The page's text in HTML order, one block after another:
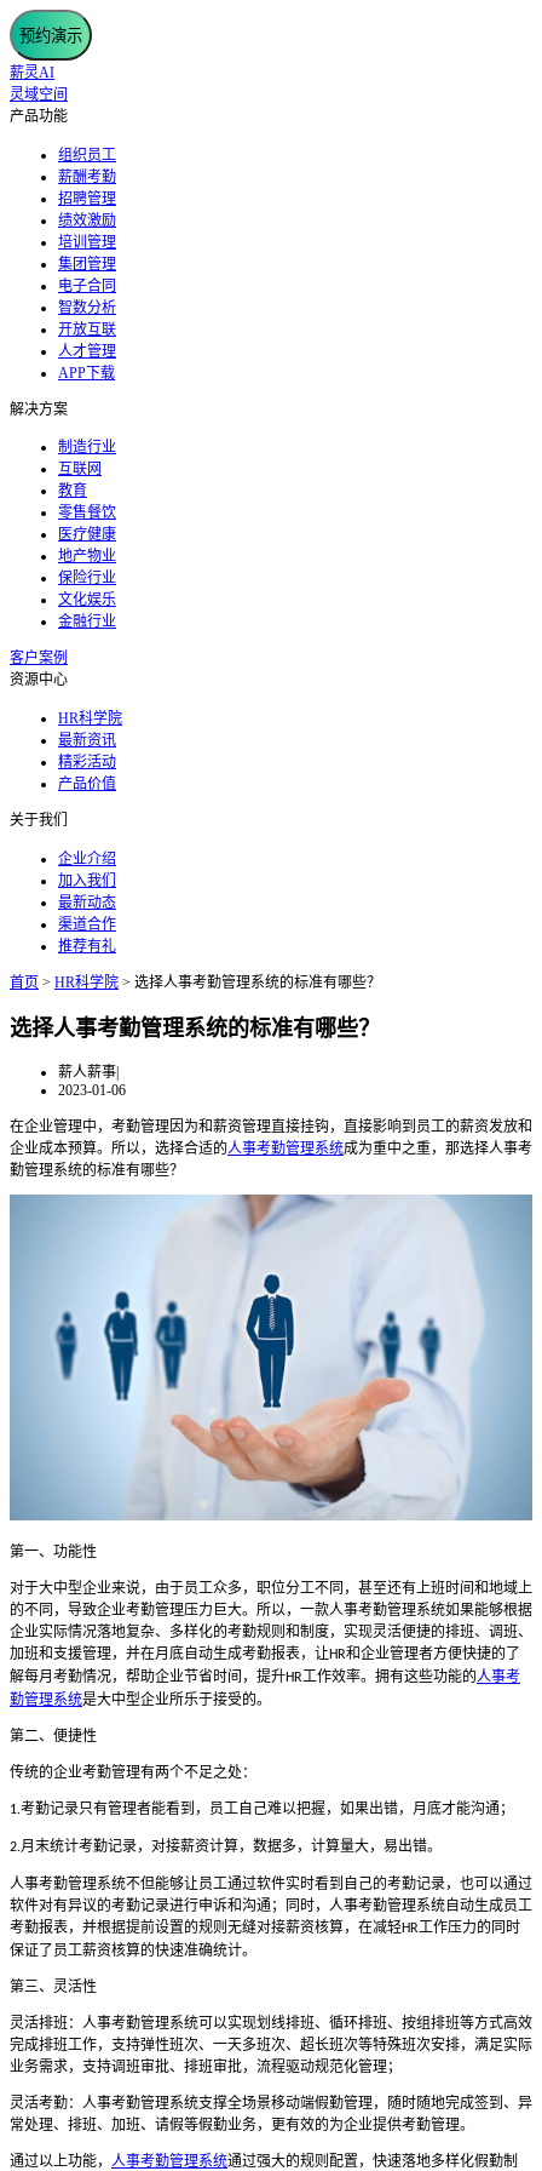
预约演示
薪灵AI
灵域空间
产品功能
组织员工
薪酬考勤
招聘管理
绩效激励
培训管理
集团管理
电子合同
智数分析
开放互联
人才管理
APP下载
解决方案
制造行业
互联网
教育
零售餐饮
医疗健康
地产物业
保险行业
文化娱乐
金融行业
客户案例
资源中心
HR科学院
最新资讯
精彩活动
产品价值
关于我们
企业介绍
加入我们
最新动态
渠道合作
推荐有礼
首页 > HR科学院 > 选择人事考勤管理系统的标准有哪些？
选择人事考勤管理系统的标准有哪些？
薪人薪事|
2023-01-06
在企业管理中，考勤管理因为和薪资管理直接挂钩，直接影响到员工的薪资发放和
企业成本预算。所以，选择合适的人事考勤管理系统成为重中之重，那选择人事考
勤管理系统的标准有哪些？
第一、功能性
对于大中型企业来说，由于员工众多，职位分工不同，甚至还有上班时间和地域上
的不同，导致企业考勤管理压力巨大。所以，一款人事考勤管理系统如果能够根据
企业实际情况落地复杂、多样化的考勤规则和制度，实现灵活便捷的排班、调班、
加班和支援管理，并在月底自动生成考勤报表，让 HR和企业管理者方便快捷的了
解每月考勤情况，帮助企业节省时间，提升HR工作效率。拥有这些功能的人事考
勤管理系统是大中型企业所乐于接受的。
第二、便捷性
传统的企业考勤管理有两个不足之处：
1.考勤记录只有管理者能看到，员工自己难以把握，如果出错，月底才能沟通；
2.月末统计考勤记录，对接薪资计算，数据多，计算量大，易出错。
人事考勤管理系统不但能够让员工通过软件实时看到自己的考勤记录，也可以通过
软件对有异议的考勤记录进行申诉和沟通；同时，人事考勤管理系统自动生成员工
考勤报表，并根据提前设置的规则无缝对接薪资核算，在减轻HR工作压力的同时
保证了员工薪资核算的快速准确统计。
第三、灵活性
灵活排班：人事考勤管理系统可以实现划线排班、循环排班、按组排班等方式高效
完成排班工作，支持弹性班次、一天多班次、超长班次等特殊班次安排，满足实际
业务需求，支持调班审批、排班审批，流程驱动规范化管理；
灵活考勤：人事考勤管理系统支撑全场景移动端假勤管理，随时随地完成签到、异
常处理、排班、加班、请假等假勤业务，更有效的为企业提供考勤管理。
通过以上功能， 人事考勤管理系统通过强大的规则配置，快速落地多样化假勤制